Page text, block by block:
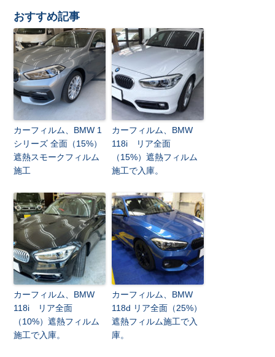
おすすめ記事
カーフィルム、BMW 1
シリーズ 全面（15%）
遮熱スモークフィルム
施工
カーフィルム、BMW
118i リア全面
（15%）遮熱フィルム
施工で入庫。
カーフィルム、BMW
118i リア全面
（10%）遮熱フィルム
施工で入庫。
カーフィルム、BMW
118d リア全面（25%）
遮熱フィルム施工で入
庫。